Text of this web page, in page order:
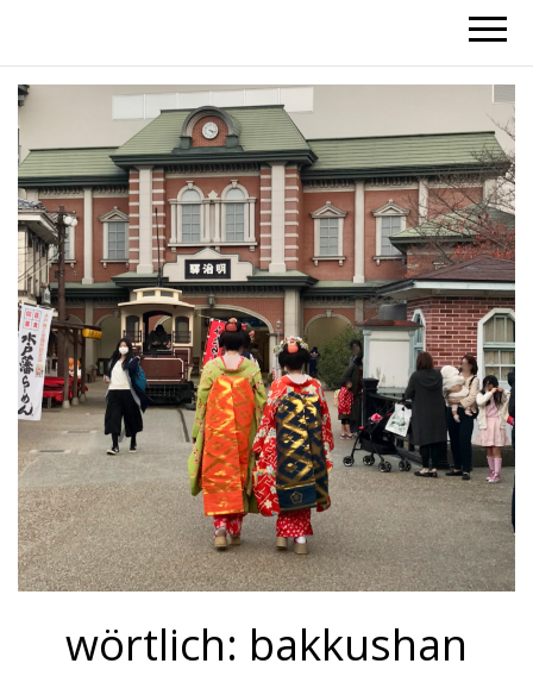
wörtlich: bakkushan